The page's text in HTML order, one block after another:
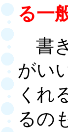
る一
書
がい
くれ
るの